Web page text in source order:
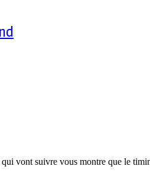
vont suivre vous montre que le